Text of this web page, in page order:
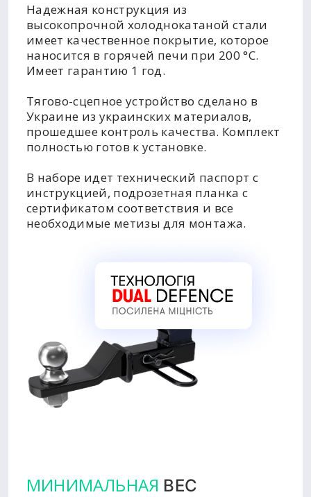
Надежная конструкция из
высокопрочной холоднокатаной стали
имеет качественное покрытие, которое
наносится в горячей печи при 200 °C.
Имеет гарантию 1 год.
Тягово-сцепное устройство сделано в
Украине из украинских материалов,
прошедшее контроль качества. Комплект
полностью готов к установке.
В наборе идет технический паспорт с
инструкцией, подрозетная планка с
сертификатом соответствия и все
необходимые метизы для монтажа.
МИНИМАЛЬНАЯ ВЕС